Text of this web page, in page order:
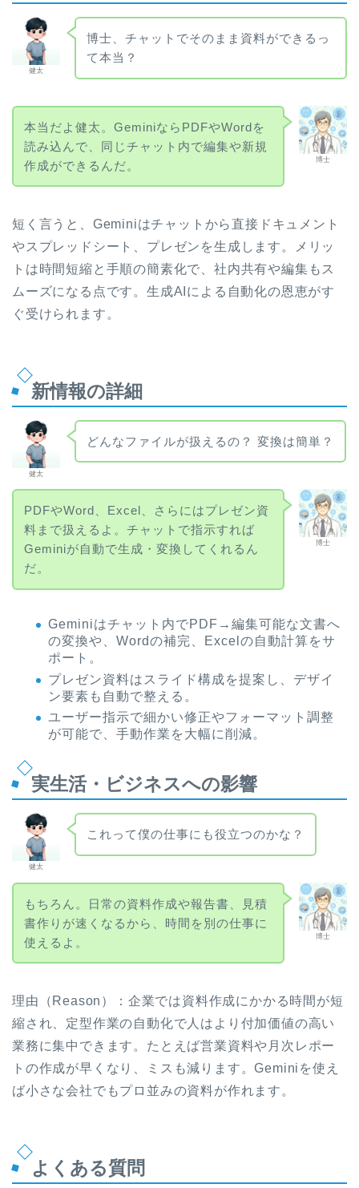
健太
博士、チャットでそのまま資料ができるっ
て本当？
博士
本当だよ健太。GeminiならPDFやWordを
読み込んで、同じチャット内で編集や新規
作成ができるんだ。
短く言うと、Geminiはチャットから直接ドキュメント
やスプレッドシート、プレゼンを生成します。メリッ
トは時間短縮と手順の簡素化で、社内共有や編集もス
ムーズになる点です。生成AIによる自動化の恩恵がす
ぐ受けられます。
新情報の詳細
健太
どんなファイルが扱えるの？ 変換は簡単？
博士
PDFやWord、Excel、さらにはプレゼン資
料まで扱えるよ。チャットで指示すれば
Geminiが自動で生成・変換してくれるん
だ。
Geminiはチャット内でPDF→編集可能な文書へ
の変換や、Wordの補完、Excelの自動計算をサ
ポート。
プレゼン資料はスライド構成を提案し、デザイ
ン要素も自動で整える。
ユーザー指示で細かい修正やフォーマット調整
が可能で、手動作業を大幅に削減。
実生活・ビジネスへの影響
健太
これって僕の仕事にも役立つのかな？
博士
もちろん。日常の資料作成や報告書、見積
書作りが速くなるから、時間を別の仕事に
使えるよ。
理由（Reason）：企業では資料作成にかかる時間が短
縮され、定型作業の自動化で人はより付加価値の高い
業務に集中できます。たとえば営業資料や月次レポー
トの作成が早くなり、ミスも減ります。Geminiを使え
ば小さな会社でもプロ並みの資料が作れます。
よくある質問